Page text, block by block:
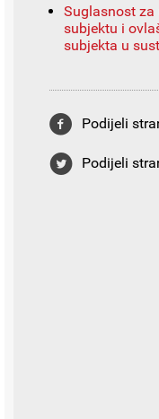
Suglasnost
subjektu i
subjekta u
Podijeli
Podijeli